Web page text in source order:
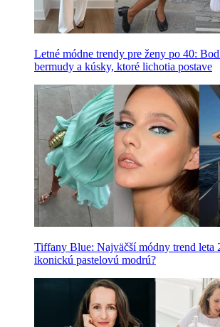
Letné módne trendy pre ženy po 40:
bermudy a kúsky, ktoré lichotia postave
Tiffany Blue: Najväčší módny trend leta
ikonickú pastelovú modrú?